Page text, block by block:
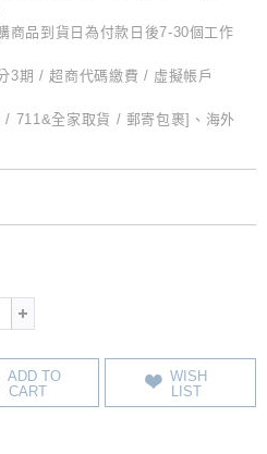
商品到貨日為付款日後7-30個工作
3期 / 超商代碼繳費 / 虛擬帳戶
/ 711&全家取貨 / 郵寄包裹]、海外
ADD TO
CART
WISH
LIST